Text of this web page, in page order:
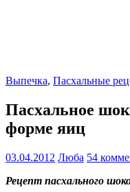
Выпечка, Пасхальные
Пасхальное
форме яиц
03.04.2012 Люба 54
Рецепт пасхального